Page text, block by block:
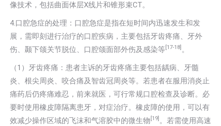
像技术，包括曲面体层X线片和锥形束CT。
4.口腔急症的处理：口腔急症是指在短时间内迅速发生和发
展，需即刻进行治疗的口腔疾病，主要包括牙齿疼痛、牙外
伤、颞下颌关节脱位、口腔颌面部外伤及感染等 [17-18] 。
（1）牙齿疼痛：患者主诉的牙齿疼痛主要包括龋病、牙髓
炎、根尖周炎、咬合痛及智齿冠周炎等。若患者在服用消炎止
痛药后仍疼痛难忍，前来就医，可行常规口腔检查及诊断。必
要时使用橡皮障隔离患牙，对症治疗。橡皮障的使用，可以有
效减少操作区域的飞沫和气溶胶中的微生物 [19] 。若需使用高速